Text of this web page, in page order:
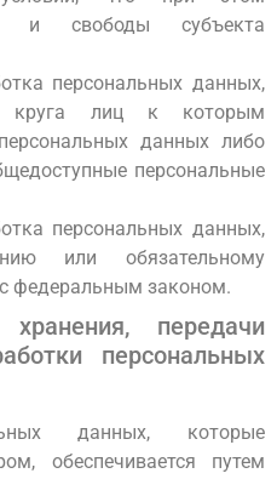
и свободы субъекта
персональных данных,
круга лиц к которым
данных либо
персональные
персональных данных,
или обязательному
федеральным законом.
передачи
персональных
данных, которые
обеспечивается путем